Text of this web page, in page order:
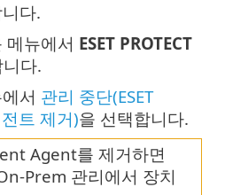
다.
메뉴에서 ESET PROTECT
다.
서 관리 중단(ESET
트 제거)을 선택합니다.
Agent를 제거하면
On-Prem 관리에서 장치